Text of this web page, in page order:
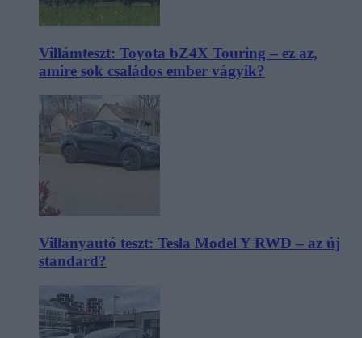
Villámteszt: Toyota bZ4X Touring – ez az,
amire sok családos ember vágyik?
Villanyautó teszt: Tesla Model Y RWD – az új
standard?